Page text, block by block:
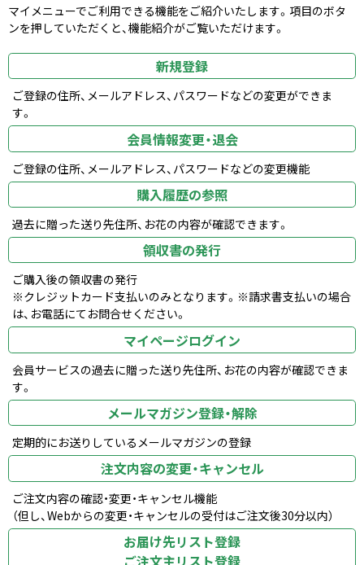
マイメニューでご利用できる機能をご紹介いたします。項目のボタ
ンを押していただくと、機能紹介がご覧いただけます。
新規登録
ご登録の住所、メールアドレス、パスワードなどの変更ができま
す。
会員情報変更・退会
ご登録の住所、メールアドレス、パスワードなどの変更機能
購入履歴の参照
過去に贈った送り先住所、お花の内容が確認できます。
領収書の発行
ご購入後の領収書の発行
※クレジットカード支払いのみとなります。※請求書支払いの場合
は、お電話にてお問合せください。
マイページログイン
会員サービスの過去に贈った送り先住所、お花の内容が確認できま
す。
メールマガジン登録・解除
定期的にお送りしているメールマガジンの登録
注文内容の変更・キャンセル
ご注文内容の確認・変更・キャンセル機能
（但し、Webからの変更・キャンセルの受付はご注文後30分以内）
お届け先リスト登録
ご注文主リスト登録